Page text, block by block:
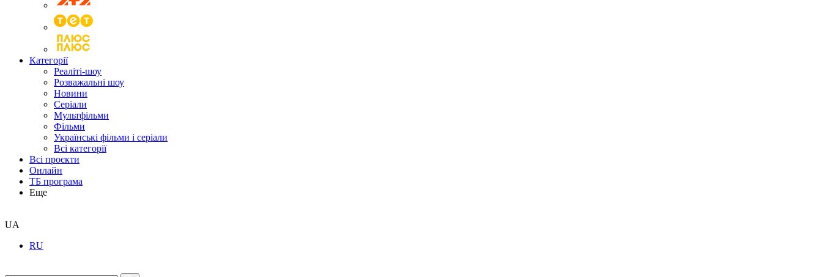
Категорії
Реаліті-шоу
Розважальні шоу
Новини
Серіали
Мультфільми
Фільми
Українські фільми і серіали
Всі категорії
Всі проєкти
Онлайн
ТБ програма
Еще
UA
RU